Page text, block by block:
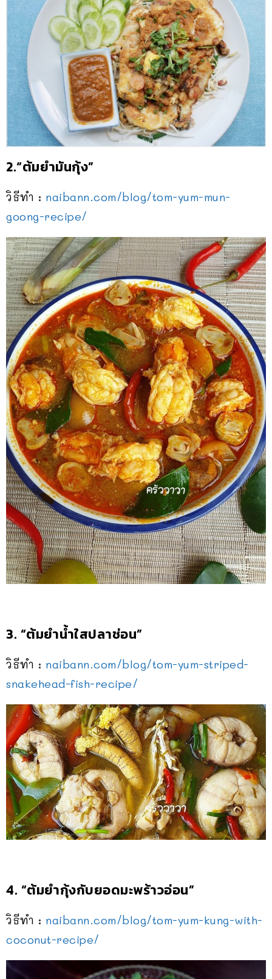
2.“ต้มยำมันกุ้ง”
วิธีทำ : naibann.com/blog/tom-yum-mun-
goong-recipe/
3. “ต้มยำน้ำใสปลาช่อน”
วิธีทำ : naibann.com/blog/tom-yum-striped-
snakehead-fish-recipe/
4. “ต้มยำกุ้งกับยอดมะพร้าวอ่อน”
วิธีทำ : naibann.com/blog/tom-yum-kung-with-
coconut-recipe/